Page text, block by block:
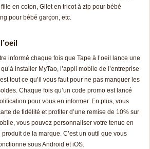
en coton, Gilet en tricot à zip pour bébé
pour bébé garçon, etc.
informé chaque fois que Tape à l’oeil lance une
installer MyTao, l’appli mobile de l’entreprise
tout ce qu’il vous faut pour ne pas manquer les
Chaque fois qu’un code promo est lancé
pour vous en informer. En plus, vous
de fidélité et profiter d’une remise de 10% sur
vous pouvez personnaliser votre tenue en
de la marque. C’est un outil que vous
sous Android et iOS.